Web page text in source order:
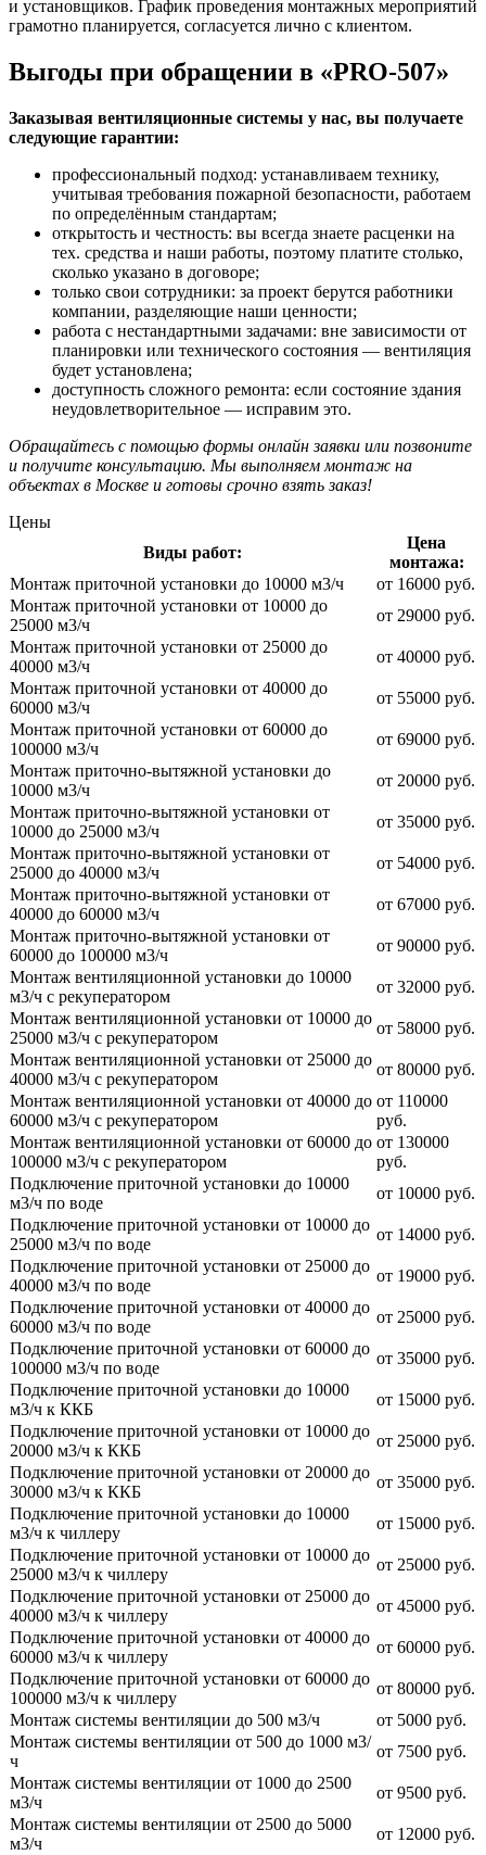
и установщиков. График проведения монтажных мероприятий
грамотно планируется, согласуется лично с клиентом.
Выгоды при обращении в «PRO-507»
Заказывая вентиляционные системы у нас, вы получаете
следующие гарантии:
профессиональный подход: устанавливаем технику,
учитывая требования пожарной безопасности, работаем
по определённым стандартам;
открытость и честность: вы всегда знаете расценки на
тех. средства и наши работы, поэтому платите столько,
сколько указано в договоре;
только свои сотрудники: за проект берутся работники
компании, разделяющие наши ценности;
работа с нестандартными задачами: вне зависимости от
планировки или технического состояния — вентиляция
будет установлена;
доступность сложного ремонта: если состояние здания
неудовлетворительное — исправим это.
Обращайтесь с помощью формы онлайн заявки или позвоните
и получите консультацию. Мы выполняем монтаж на
объектах в Москве и готовы срочно взять заказ!
Цены
Виды работ:
Цена
монтажа:
Монтаж приточной установки до 10000 м3/ч
от 16000 руб.
Монтаж приточной установки от 10000 до
25000 м3/ч
от 29000 руб.
Монтаж приточной установки от 25000 до
40000 м3/ч
от 40000 руб.
Монтаж приточной установки от 40000 до
60000 м3/ч
от 55000 руб.
Монтаж приточной установки от 60000 до
100000 м3/ч
от 69000 руб.
Монтаж приточно-вытяжной установки до
10000 м3/ч
от 20000 руб.
Монтаж приточно-вытяжной установки от
10000 до 25000 м3/ч
от 35000 руб.
Монтаж приточно-вытяжной установки от
25000 до 40000 м3/ч
от 54000 руб.
Монтаж приточно-вытяжной установки от
40000 до 60000 м3/ч
от 67000 руб.
Монтаж приточно-вытяжной установки от
60000 до 100000 м3/ч
от 90000 руб.
Монтаж вентиляционной установки до 10000
м3/ч с рекуператором
от 32000 руб.
Монтаж вентиляционной установки от 10000 до
25000 м3/ч с рекуператором
от 58000 руб.
Монтаж вентиляционной установки от 25000 до
40000 м3/ч с рекуператором
от 80000 руб.
Монтаж вентиляционной установки от 40000 до
60000 м3/ч с рекуператором
от 110000
руб.
Монтаж вентиляционной установки от 60000 до
100000 м3/ч с рекуператором
от 130000
руб.
Подключение приточной установки до 10000
м3/ч по воде
от 10000 руб.
Подключение приточной установки от 10000 до
25000 м3/ч по воде
от 14000 руб.
Подключение приточной установки от 25000 до
40000 м3/ч по воде
от 19000 руб.
Подключение приточной установки от 40000 до
60000 м3/ч по воде
от 25000 руб.
Подключение приточной установки от 60000 до
100000 м3/ч по воде
от 35000 руб.
Подключение приточной установки до 10000
м3/ч к ККБ
от 15000 руб.
Подключение приточной установки от 10000 до
20000 м3/ч к ККБ
от 25000 руб.
Подключение приточной установки от 20000 до
30000 м3/ч к ККБ
от 35000 руб.
Подключение приточной установки до 10000
м3/ч к чиллеру
от 15000 руб.
Подключение приточной установки от 10000 до
25000 м3/ч к чиллеру
от 25000 руб.
Подключение приточной установки от 25000 до
40000 м3/ч к чиллеру
от 45000 руб.
Подключение приточной установки от 40000 до
60000 м3/ч к чиллеру
от 60000 руб.
Подключение приточной установки от 60000 до
100000 м3/ч к чиллеру
от 80000 руб.
Монтаж системы вентиляции до 500 м3/ч
от 5000 руб.
Монтаж системы вентиляции от 500 до 1000 м3/
ч
от 7500 руб.
Монтаж системы вентиляции от 1000 до 2500
м3/ч
от 9500 руб.
Монтаж системы вентиляции от 2500 до 5000
м3/ч
от 12000 руб.